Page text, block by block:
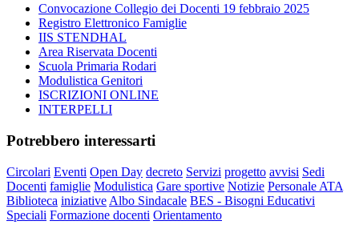
Convocazione Collegio dei Docenti 19 febbraio 2025
Registro Elettronico Famiglie
IIS STENDHAL
Area Riservata Docenti
Scuola Primaria Rodari
Modulistica Genitori
ISCRIZIONI ONLINE
INTERPELLI
Potrebbero interessarti
Circolari Eventi Open Day decreto Servizi progetto avvisi Sedi
Docenti famiglie Modulistica Gare sportive Notizie Personale ATA
Biblioteca iniziative Albo Sindacale BES - Bisogni Educativi
Speciali Formazione docenti Orientamento